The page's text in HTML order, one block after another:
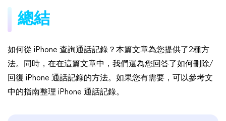
總結
如何從 iPhone 查詢通話記錄？本篇文章為您提供了2種方
法。同時，在在這篇文章中，我們還為您回答了如何刪除/
回復 iPhone 通話記錄的方法。如果您有需要，可以參考文
中的指南整理 iPhone 通話記錄。